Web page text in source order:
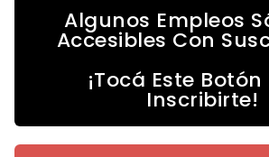
Algunos Empleos
Accesibles Con
¡Tocá Este
Inscribirte!